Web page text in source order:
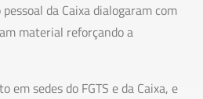
da Caixa dialogaram com
material reforçando a
em sedes do FGTS e da Caixa, e